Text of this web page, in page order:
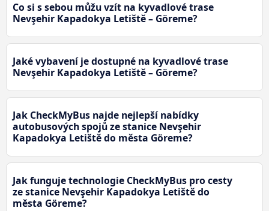
Co si s sebou můžu vzít na kyvadlové trase
Nevşehir Kapadokya Letiště – Göreme?
Jaké vybavení je dostupné na kyvadlové trase
Nevşehir Kapadokya Letiště – Göreme?
Jak CheckMyBus najde nejlepší nabídky
autobusových spojů ze stanice Nevşehir
Kapadokya Letiště do města Göreme?
Jak funguje technologie CheckMyBus pro cesty
ze stanice Nevşehir Kapadokya Letiště do
města Göreme?